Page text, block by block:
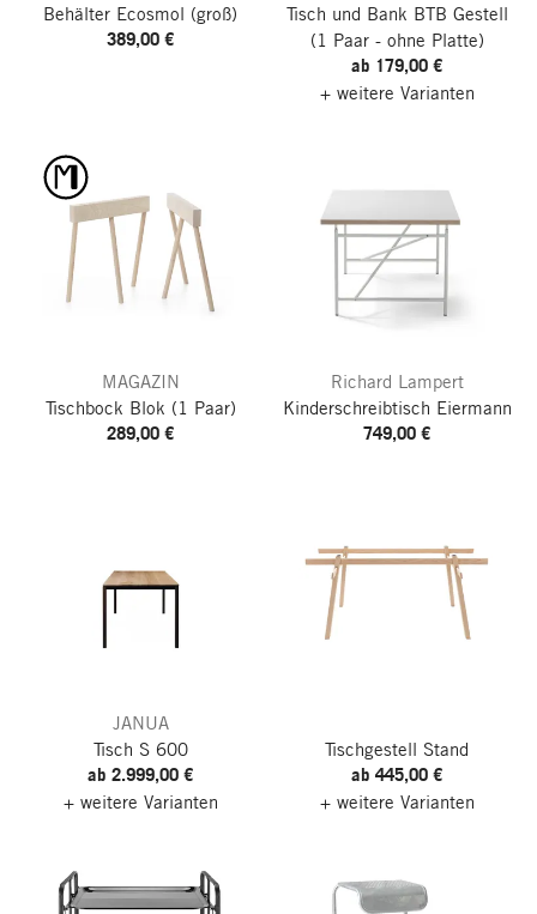
Behälter Ecosmol (groß)
389,00 €
Tisch und Bank BTB Gestell
(1 Paar - ohne Platte)
ab 179,00 €
+ weitere Varianten
MAGAZIN
Tischbock Blok (1 Paar)
289,00 €
Richard Lampert
Kinderschreibtisch Eiermann
749,00 €
JANUA
Tisch S 600
ab 2.999,00 €
+ weitere Varianten
Tischgestell Stand
ab 445,00 €
+ weitere Varianten